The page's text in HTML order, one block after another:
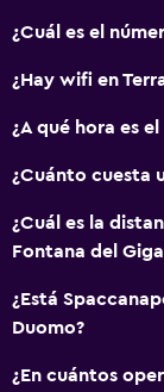
Enchufe cerca
Armario o clóset
Vista a punto de
Vista a la ciudad
Servicios y
¿Cuál es el
¿Hay wifi en
¿A qué hora es
¿Cuánto cuesta
¿Cuál es la
Fontana del
¿Está
Duomo?
¿En cuántos